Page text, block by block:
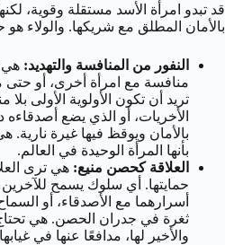
قد تبدو امرأة الأسد مستقلة وقوية،
بالأمان المطلق مع شريكها. والولاء
النفور من المنافسة والتهديد: هي
منافسة مع امرأة أخرى، أو حتى
تريد أن تكون الأولوية الأولى
الأخريات، أو الذي يضع أصدقاءه
بالأمان ويوقظ فيها غيرة
بأنها المرأة الوحيدة في العالم.
العلاقة كحصن منيع: هي ترى
حمايتها. أي سلوك يسمح
أسرارهما مع الأصدقاء، أو السماح
ثغرة في جدران الحصن. هي
والأخير لها، مدافعًا عنها في